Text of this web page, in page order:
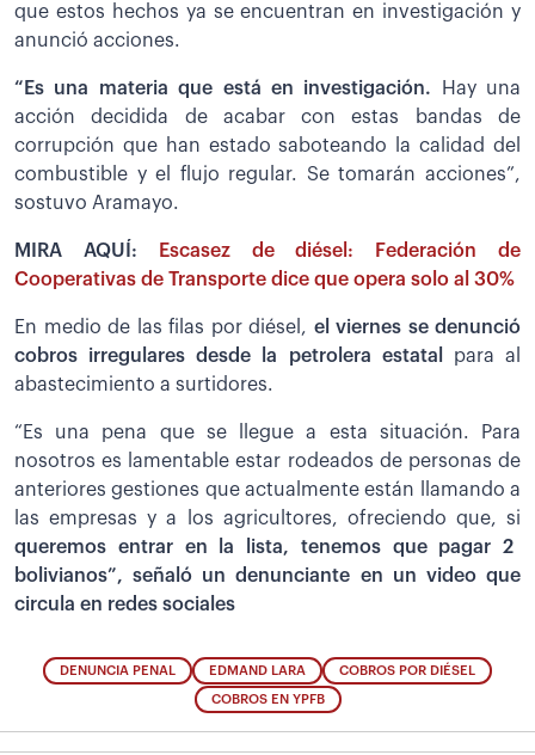
que estos hechos ya se encuentran en investigación y
anunció acciones.
“Es una materia que está en investigación.
Hay una
acción decidida de acabar con estas bandas de
corrupción que han estado saboteando la calidad del
combustible y el flujo regular. Se tomarán acciones”,
sostuvo Aramayo.
MIRA AQUÍ:
Escasez de diésel: Federación de
Cooperativas de Transporte dice que opera solo al 30%
En medio de las filas por diésel, el viernes se denunció
cobros irregulares desde la petrolera estatal
para al
abastecimiento a surtidores.
“Es una pena que se llegue a esta situación. Para
nosotros es lamentable estar rodeados de personas de
anteriores gestiones que actualmente están llamando a
las empresas y a los agricultores, ofreciendo que, si
queremos entrar en la lista, tenemos que pagar 2
bolivianos”, señaló un denunciante en un video que
circula en redes sociales
DENUNCIA PENAL EDMAND LARA COBROS POR DIÉSEL
COBROS EN YPFB